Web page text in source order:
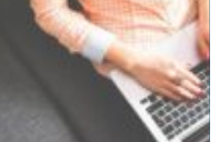
reparere eller udskifte
hele vinduet, og
beslutningen har både